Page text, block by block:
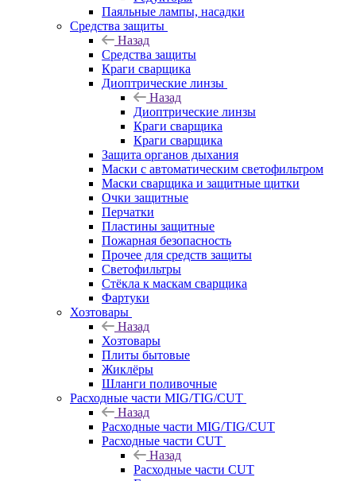
Паяльные лампы, насадки
Средства защиты
Назад
Средства защиты
Краги сварщика
Диоптрические линзы
Назад
Диоптрические линзы
Краги сварщика
Краги сварщика
Защита органов дыхания
Маски с автоматическим светофильтром
Маски сварщика и защитные щитки
Очки защитные
Перчатки
Пластины защитные
Пожарная безопасность
Прочее для средств защиты
Светофильтры
Стёкла к маскам сварщика
Фартуки
Хозтовары
Назад
Хозтовары
Плиты бытовые
Жиклёры
Шланги поливочные
Расходные части MIG/TIG/CUT
Назад
Расходные части MIG/TIG/CUT
Расходные части CUT
Назад
Расходные части CUT